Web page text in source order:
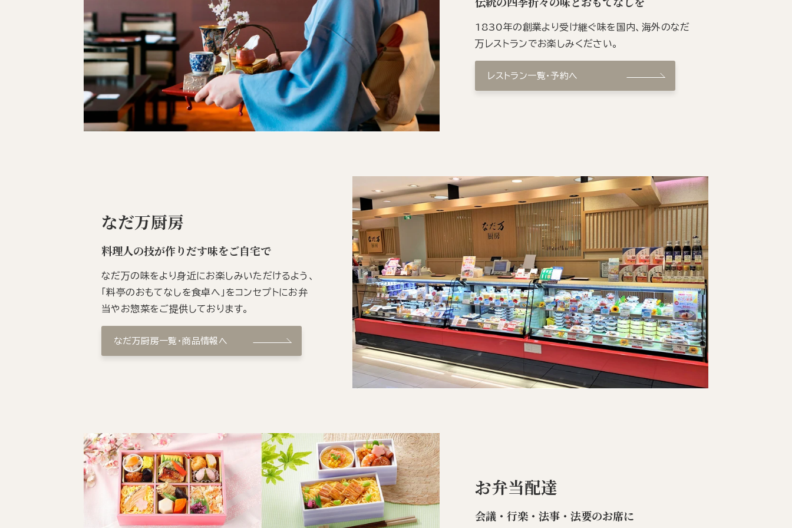
1830年の創業より受け継ぐ味を国内、海外のなだ
万レストランでお楽しみください。
レストラン一覧・予約へ
なだ万厨房
料理人の技が作りだす味をご自宅で
なだ万の味をより身近にお楽しみいただけるよう、
「料亭のおもてなしを食卓へ」をコンセプトにお弁
当やお惣菜をご提供しております。
なだ万厨房一覧・商品情報へ
お弁当配達
会議・行楽・法事・法要のお席に